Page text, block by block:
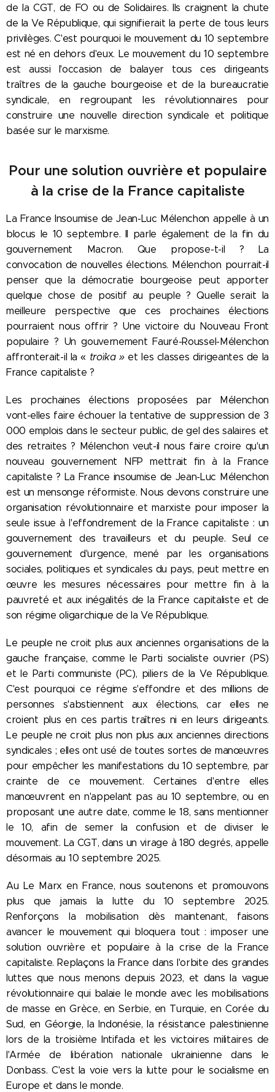
de la CGT, de FO ou de Solidaires. Ils craignent la chute
de la Ve République, qui signifierait la perte de tous leurs
privilèges. C'est pourquoi le mouvement du 10 septembre
est né en dehors d'eux. Le mouvement du 10 septembre
est aussi l'occasion de balayer tous ces dirigeants
traîtres de la gauche bourgeoise et de la bureaucratie
syndicale, en regroupant les révolutionnaires pour
construire une nouvelle direction syndicale et politique
basée sur le marxisme.
Pour une solution ouvrière et populaire
à la crise de la France capitaliste
La France Insoumise de Jean-Luc Mélenchon appelle à un
blocus le 10 septembre. Il parle également de la fin du
gouvernement Macron. Que propose-t-il ? La
convocation de nouvelles élections. Mélenchon pourrait-il
penser que la démocratie bourgeoise peut apporter
quelque chose de positif au peuple ? Quelle serait la
meilleure perspective que ces prochaines élections
pourraient nous offrir ? Une victoire du Nouveau Front
populaire ? Un gouvernement Fauré-Roussel-Mélenchon
affronterait-il la « troïka »et les classes dirigeantes de la
France capitaliste ?
Les prochaines élections proposées par Mélenchon
vont-elles faire échouer la tentative de suppression de 3
000 emplois dans le secteur public, de gel des salaires et
des retraites ? Mélenchon veut-il nous faire croire qu'un
nouveau gouvernement NFP mettrait fin à la France
capitaliste ? La France insoumise de Jean-Luc Mélenchon
est un mensonge réformiste. Nous devons construire une
organisation révolutionnaire et marxiste pour imposer la
seule issue à l'effondrement de la France capitaliste : un
gouvernement des travailleurs et du peuple. Seul ce
gouvernement d'urgence, mené par les organisations
sociales, politiques et syndicales du pays, peut mettre en
œuvre les mesures nécessaires pour mettre fin à la
pauvreté et aux inégalités de la France capitaliste et de
son régime oligarchique de la Ve République.
Le peuple ne croit plus aux anciennes organisations de la
gauche française, comme le Parti socialiste ouvrier (PS)
et le Parti communiste (PC), piliers de la Ve République.
C'est pourquoi ce régime s'effondre et des millions de
personnes s'abstiennent aux élections, car elles ne
croient plus en ces partis traîtres ni en leurs dirigeants.
Le peuple ne croit plus non plus aux anciennes directions
syndicales ; elles ont usé de toutes sortes de manœuvres
pour empêcher les manifestations du 10 septembre, par
crainte de ce mouvement. Certaines d'entre elles
manœuvrent en n'appelant pas au 10 septembre, ou en
proposant une autre date, comme le 18, sans mentionner
le 10, afin de semer la confusion et de diviser le
mouvement. La CGT, dans un virage à 180 degrés, appelle
désormais au 10 septembre 2025.
Au Le Marx en France, nous soutenons et promouvons
plus que jamais la lutte du 10 septembre 2025.
Renforçons la mobilisation dès maintenant, faisons
avancer le mouvement qui bloquera tout : imposer une
solution ouvrière et populaire à la crise de la France
capitaliste. Replaçons la France dans l'orbite des grandes
luttes que nous menons depuis 2023, et dans la vague
révolutionnaire qui balaie le monde avec les mobilisations
de masse en Grèce, en Serbie, en Turquie, en Corée du
Sud, en Géorgie, la Indonésie, la résistance palestinienne
lors de la troisième Intifada et les victoires militaires de
l'Armée de libération nationale ukrainienne dans le
Donbass. C'est la voie vers la lutte pour le socialisme en
Europe et dans le monde.